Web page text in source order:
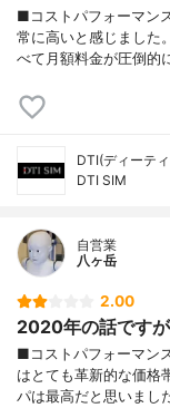
■コストパフォーマン
常に高いと感じました
べて月額料金が圧倒的
DTI(ディーテ
DTI SIM
自営業
八ヶ岳
2.00
2020年の話です
■コストパフォーマン
はとても革新的な価格
パは最高だと思いまし